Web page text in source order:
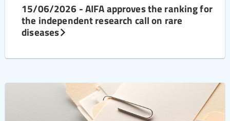
15/06/2026 - AIFA approves the ranking for
the independent research call on rare
diseases